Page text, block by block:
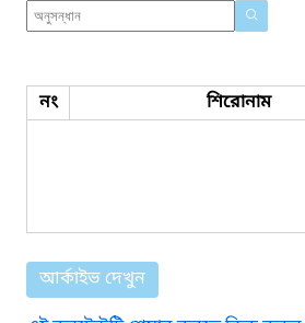
নং শিরোনাম
আর্কাইভ দেখুন